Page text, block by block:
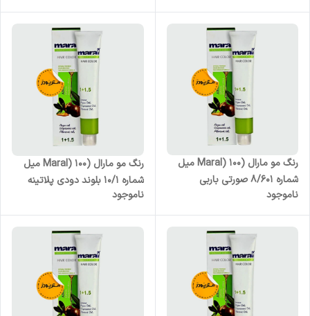
رنگ مو مارال (Maral) 100 میل
شماره 8/601 صورتی باربی
ناموجود
رنگ مو مارال (Maral) 100 میل
شماره 10/1 بلوند دودی پلاتینه
ناموجود